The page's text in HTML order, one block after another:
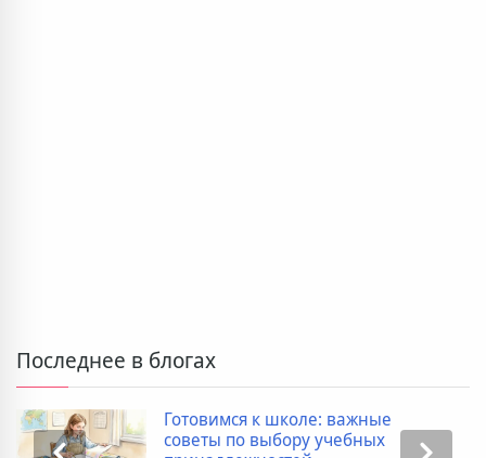
Последнее в блогах
Готовимся к школе: важные
советы по выбору учебных